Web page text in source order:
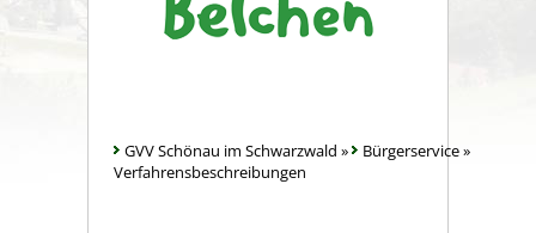
GVV Schönau im Schwarzwald » Bürgerservice»
Verfahrensbeschreibungen